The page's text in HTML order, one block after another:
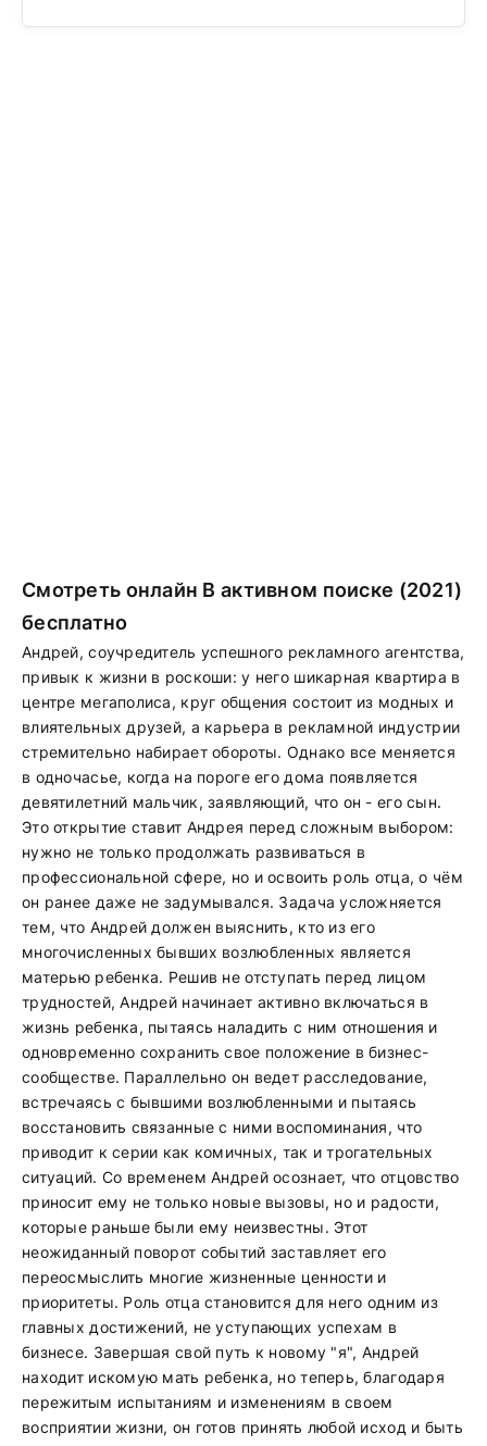
Смотреть онлайн В активном поиске (2021)
бесплатно
Андрей, соучредитель успешного рекламного агентства,
привык к жизни в роскоши: у него шикарная квартира в
центре мегаполиса, круг общения состоит из модных и
влиятельных друзей, а карьера в рекламной индустрии
стремительно набирает обороты. Однако все меняется
в одночасье, когда на пороге его дома появляется
девятилетний мальчик, заявляющий, что он - его сын.
Это открытие ставит Андрея перед сложным выбором:
нужно не только продолжать развиваться в
профессиональной сфере, но и освоить роль отца, о чём
он ранее даже не задумывался. Задача усложняется
тем, что Андрей должен выяснить, кто из его
многочисленных бывших возлюбленных является
матерью ребенка. Решив не отступать перед лицом
трудностей, Андрей начинает активно включаться в
жизнь ребенка, пытаясь наладить с ним отношения и
одновременно сохранить свое положение в бизнес-
сообществе. Параллельно он ведет расследование,
встречаясь с бывшими возлюбленными и пытаясь
восстановить связанные с ними воспоминания, что
приводит к серии как комичных, так и трогательных
ситуаций. Со временем Андрей осознает, что отцовство
приносит ему не только новые вызовы, но и радости,
которые раньше были ему неизвестны. Этот
неожиданный поворот событий заставляет его
переосмыслить многие жизненные ценности и
приоритеты. Роль отца становится для него одним из
главных достижений, не уступающих успехам в
бизнесе. Завершая свой путь к новому "я", Андрей
находит искомую мать ребенка, но теперь, благодаря
пережитым испытаниям и изменениям в своем
восприятии жизни, он готов принять любой исход и быть